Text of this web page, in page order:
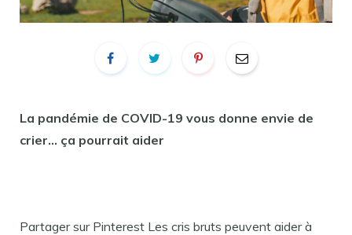
La pandémie de COVID-19 vous donne envie de
crier… ça pourrait aider
Partager sur Pinterest Les cris bruts peuvent aider à